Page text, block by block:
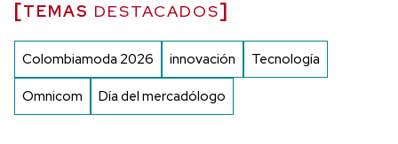
TEMAS DESTACADOS
Colombiamoda 2026 innovación Tecnología
Omnicom Día del mercadólogo